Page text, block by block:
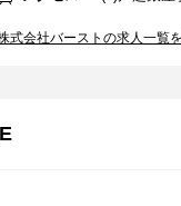
式会社バーストの求人一覧